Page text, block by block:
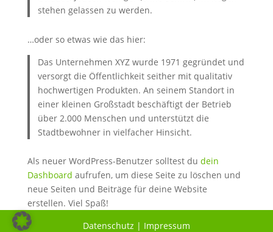
stehen gelassen zu werden.
…oder so etwas wie das hier:
Das Unternehmen XYZ wurde 1971 gegründet und
versorgt die Öffentlichkeit seither mit qualitativ
hochwertigen Produkten. An seinem Standort in
einer kleinen Großstadt beschäftigt der Betrieb
über 2.000 Menschen und unterstützt die
Stadtbewohner in vielfacher Hinsicht.
Als neuer WordPress-Benutzer solltest du dein
Dashboard aufrufen, um diese Seite zu löschen und
neue Seiten und Beiträge für deine Website
erstellen. Viel Spaß!
Datenschutz | Impressum